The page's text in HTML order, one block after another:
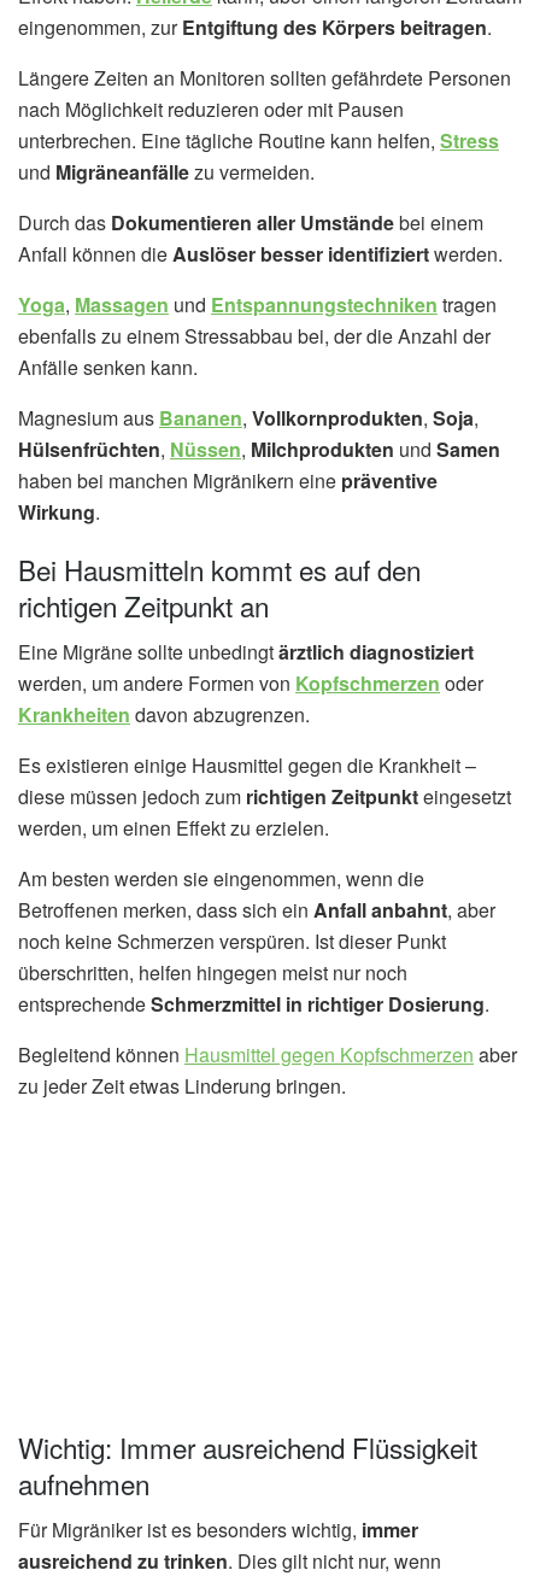
eingenommen, zurEntgiftung des Körpers beitragen.
Längere Zeiten an Monitoren sollten gefährdete Personen
nach Möglichkeit reduzieren oder mit Pausen
unterbrechen. Eine tägliche Routine kann helfen, Stress
und Migräneanfällezu vermeiden.
Durch das Dokumentieren aller Umständebei einem
Anfall können dieAuslöser besser identifiziertwerden.
Yoga, Massagen und Entspannungstechniken tragen
ebenfalls zu einem Stressabbau bei, der die Anzahl der
Anfälle senken kann.
Magnesium aus Bananen, Vollkornprodukten, Soja,
Hülsenfrüchten, Nüssen, Milchprodukten und Samen
haben bei manchen Migränikern eine präventive
Wirkung.
Bei Hausmitteln kommt es auf den
richtigen Zeitpunkt an
Eine Migräne sollte unbedingtärztlich diagnostiziert
werden, um andere Formen von Kopfschmerzen oder
Krankheiten davon abzugrenzen.
Es existieren einige Hausmittel gegen die Krankheit –
diese müssen jedoch zum richtigen Zeitpunkteingesetzt
werden, um einen Effekt zu erzielen.
Am besten werden sie eingenommen, wenn die
Betroffenen merken, dass sich ein Anfall anbahnt, aber
noch keine Schmerzen verspüren. Ist dieser Punkt
überschritten, helfen hingegen meist nur noch
entsprechendeSchmerzmittel in richtiger Dosierung.
Begleitend können Hausmittel gegen Kopfschmerzen aber
zu jeder Zeit etwas Linderung bringen.
Wichtig: Immer ausreichend Flüssigkeit
aufnehmen
Für Migräniker ist es besonders wichtig, immer
ausreichend zu trinken. Dies gilt nicht nur, wenn